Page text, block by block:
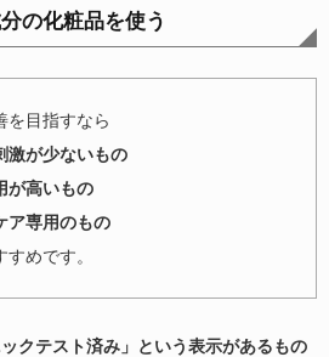
の化粧品を使う
を目指すなら
激が少ないもの
が高いもの
ア専用のもの
めです。
ックテスト済み」という表示があるもの